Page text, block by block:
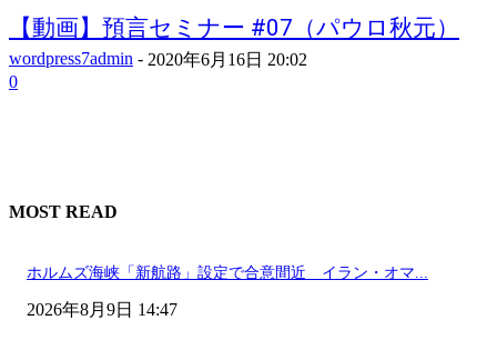
【動画】預言セミナー #07（パウロ秋元）
wordpress7admin - 2020年6月16日 20:02
0
MOST READ
ホルムズ海峡「新航路」設定で合意間近 イラン・オマ...
2026年8月9日 14:47